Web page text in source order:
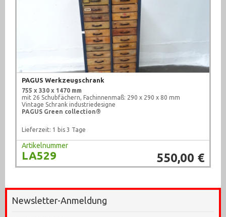
PAGUS Werkzeugschrank
755 x 330 x 1470 mm
mit 26 Schubfächern, Fachinnenmaß: 290 x 290 x 80 mm
Vintage Schrank industriedesigne
PAGUS Green collection®
Lieferzeit: 1 bis 3 Tage
Artikelnummer
LA529 550,00 €
Newsletter-Anmeldung